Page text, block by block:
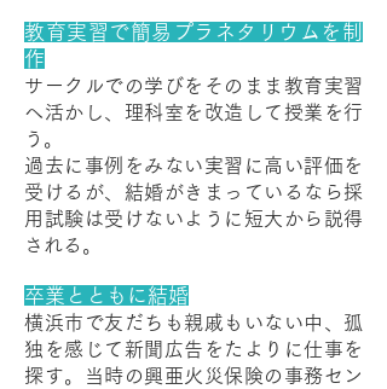
教育実習で簡易プラネタリウムを制
作
サークルでの学びをそのまま教育実習
へ活かし、理科室を改造して授業を行
う。
過去に事例をみない実習に高い評価を
受けるが、結婚がきまっているなら採
用試験は受けないように短大から説得
される。
卒業とともに結婚
横浜市で友だちも親戚もいない中、孤
独を感じて新聞広告をたよりに仕事を
探す。当時の興亜火災保険の事務セン